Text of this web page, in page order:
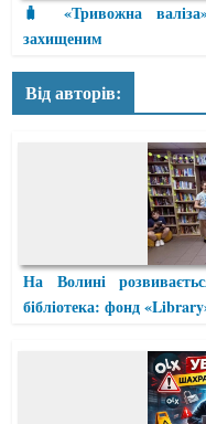
🧳 «Тривожна
захищеним
Від авторів:
На Волині
бібліотека: фонд